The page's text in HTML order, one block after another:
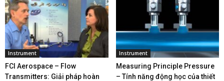
Instrument
FCI Aerospace – Flow
Transmitters: Giải pháp hoàn
Instrument
Measuring Principle Pressure
– Tính năng động học của thiết